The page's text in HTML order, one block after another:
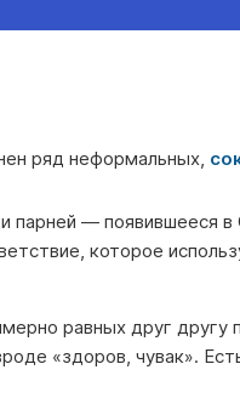
ряд неформальных,
парней — появившееся
которое
равных друг другу
«здоров, чувак».